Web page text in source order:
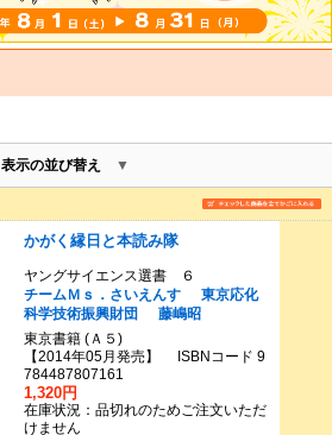
表示の並び替え
かがく縁日と本読み隊
ヤングサイエンス選書 ６
チームＭｓ．さいえんす
東京応化
科学技術振興財団
藤嶋昭
東京書籍 (Ａ５)
【2014年05月発売】 ISBNコード 9
784487807161
1,320円
在庫状況：品切れのためご注文いただ
けません